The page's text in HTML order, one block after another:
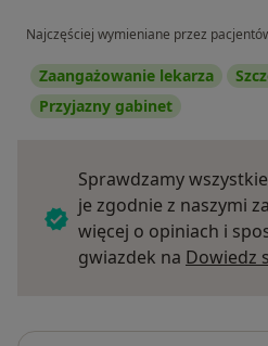
Najczęściej wymieniane przez
Zaangażowanie lekarza
Przyjazny gabinet
Sprawdzamy
je zgodnie z naszymi
więcej o opiniach i
gwiazdek na Dowiedz